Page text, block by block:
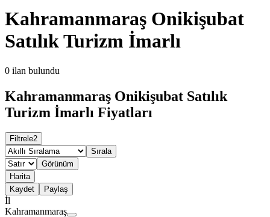
Kahramanmaraş Onikişubat
Satılık Turizm İmarlı
0 ilan bulundu
Kahramanmaraş Onikişubat Satılık
Turizm İmarlı Fiyatları
Filtrele2
Sırala
Görünüm
Harita
Kaydet
Paylaş
İl
Kahramanmaraş